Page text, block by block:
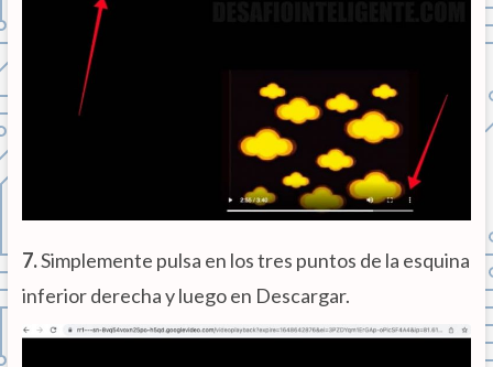
7.Simplemente pulsa en los tres puntos de la esquina
inferior derecha y luego en Descargar.